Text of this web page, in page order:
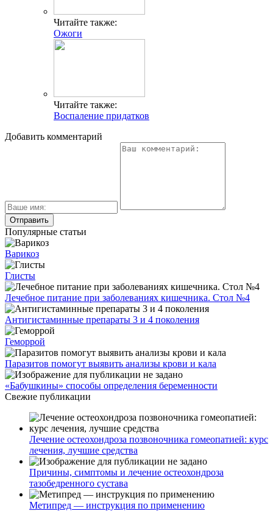
Читайте также:
Ожоги
Читайте также:
Воспаление придатков
Добавить комментарий
Популярные статьи
Варикоз
Глисты
Лечебное питание при заболеваниях кишечника. Стол №4
Антигистаминные препараты 3 и 4 поколения
Геморрой
Паразитов помогут выявить анализы крови и кала
«Бабушкины» способы определения беременности
Свежие публикации
Лечение остеохондроза позвоночника гомеопатией: курс
лечения, лучшие средства
Причины, симптомы и лечение остеохондроза
тазобедренного сустава
Метипред — инструкция по применению